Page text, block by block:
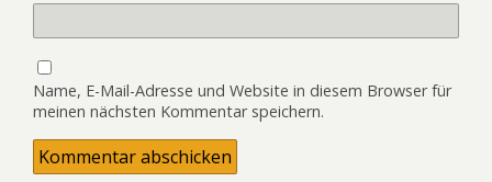
Name, E-Mail-Adresse und Website in diesem Browser für
meinen nächsten Kommentar speichern.